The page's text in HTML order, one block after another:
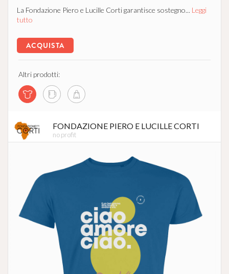
La Fondazione Piero e Lucille Corti garantisce sostegno... Leggi
tutto
ACQUISTA
Altri prodotti:
FONDAZIONE PIERO E LUCILLE CORTI
no profit